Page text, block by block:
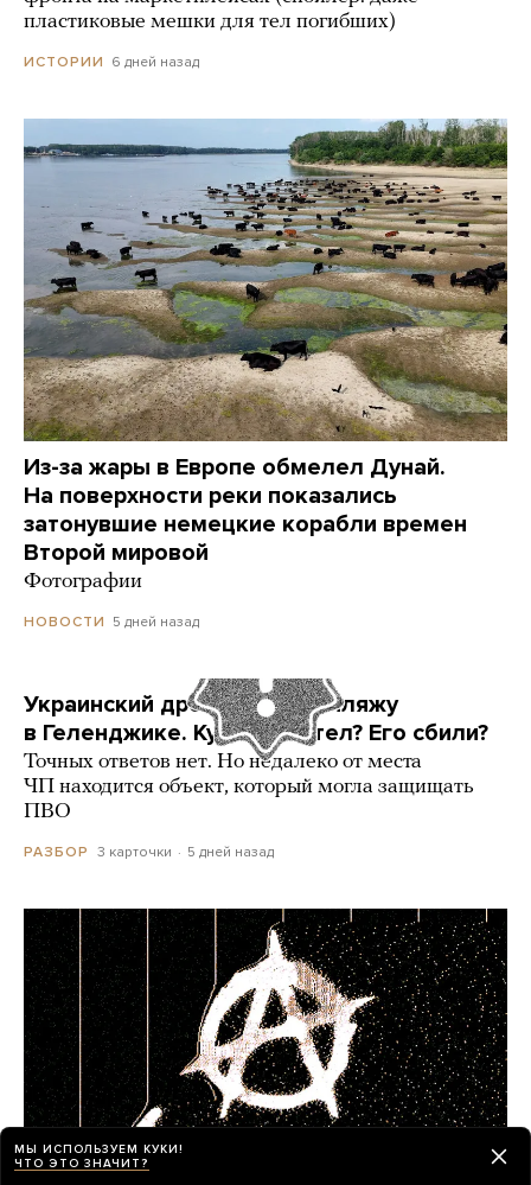
пластиковые мешки для тел погибших)
ИСТОРИИ 6 дней назад
Из-за жары в Европе обмелел Дунай.
На поверхности реки показались
затонувшие немецкие корабли времен
Второй мировой
Фотографии
НОВОСТИ 5 дней назад
Украинский дрон попал по пляжу
в Геленджике. Куда он летел? Его сбили?
Точных ответов нет. Но недалеко от места
ЧП находится объект, который могла защищать
ПВО
РАЗБОР 3 карточки 5 дней назад
МЫ ИСПОЛЬЗУЕМ КУКИ!
ЧТО ЭТО ЗНАЧИТ?